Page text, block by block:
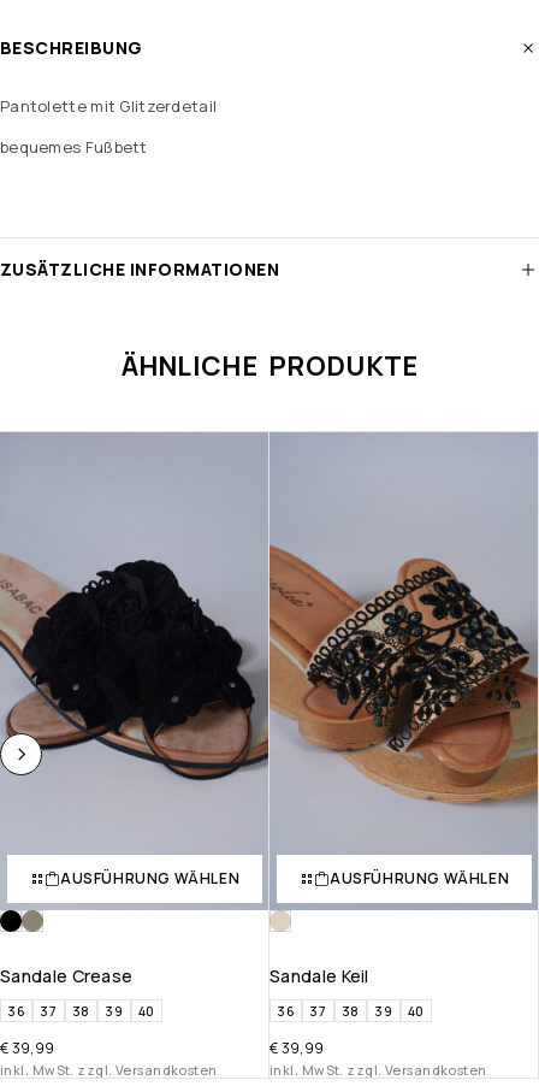
BESCHREIBUNG
Pantolette mit Glitzerdetail
bequemes Fußbett
ZUSÄTZLICHE INFORMATIONEN
ÄHNLICHE PRODUKTE
AUSFÜHRUNG WÄHLEN
Sandale Crease
36 37 38 39 40
€39,99
inkl. MwSt. zzgl. Versandkosten
AUSFÜHRUNG WÄHLEN
Sandale Keil
36 37 38 39 40
€39,99
inkl. MwSt. zzgl. Versandkosten